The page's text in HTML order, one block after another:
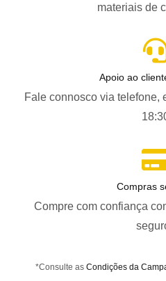
materiais de
Apoio ao
Fale connosco via telefone,
Compras
Compre com confiança
*Consulte as Condições da